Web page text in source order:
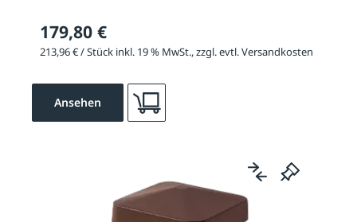
179,80 €
213,96 € / Stück inkl. 19 % MwSt., zzgl. evtl. Versandkosten
Ansehen